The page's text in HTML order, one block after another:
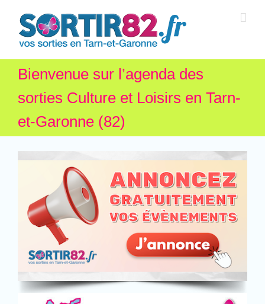
Bienvenue sur l’agenda des
sorties Culture et Loisirs en Tarn-
et-Garonne (82)